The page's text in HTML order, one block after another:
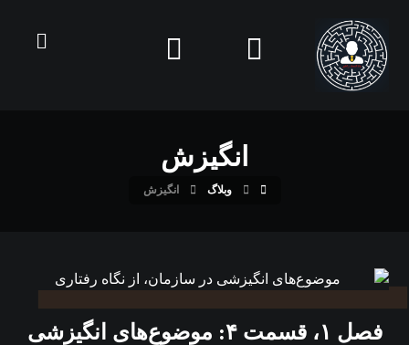
انگیزش
وبلاگ انگیزش
فصل ۱، قسمت ۴: موضوع‌های انگیزشی